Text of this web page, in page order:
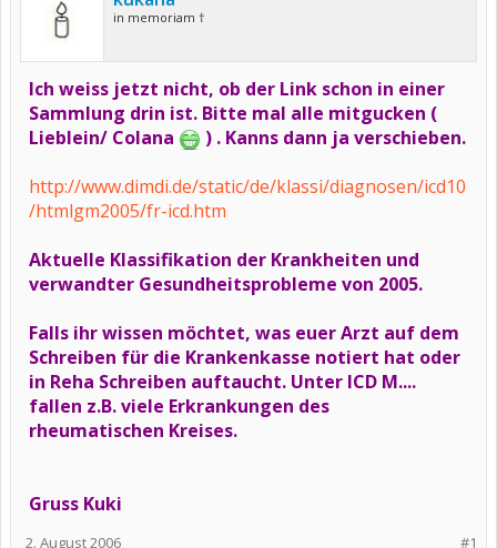
in memoriam †
Ich weiss jetzt nicht, ob der Link schon in einer
Sammlung drin ist. Bitte mal alle mitgucken (
Lieblein/ Colana
) . Kanns dann ja verschieben.
http://www.dimdi.de/static/de/klassi/diagnosen/icd10
/htmlgm2005/fr-icd.htm
Aktuelle Klassifikation der Krankheiten und
verwandter Gesundheitsprobleme von 2005.
Falls ihr wissen möchtet, was euer Arzt auf dem
Schreiben für die Krankenkasse notiert hat oder
in Reha Schreiben auftaucht. Unter ICD M....
fallen z.B. viele Erkrankungen des
rheumatischen Kreises.
Gruss Kuki
#1
2. August 2006